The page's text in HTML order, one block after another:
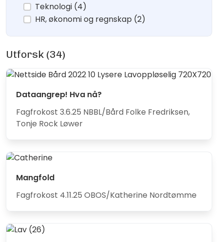
Teknologi (4)
HR, økonomi og regnskap (2)
Utforsk (34)
Dataangrep! Hva nå?
Fagfrokost 3.6.25 NBBL/Bård Folke Fredriksen,
Tonje Rock Løwer
Mangfold
Fagfrokost 4.11.25 OBOS/Katherine Nordtømme